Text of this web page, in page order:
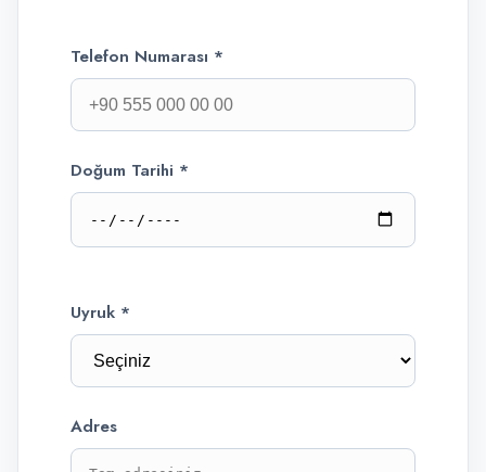
Telefon Numarası *
Doğum Tarihi *
Uyruk *
Adres